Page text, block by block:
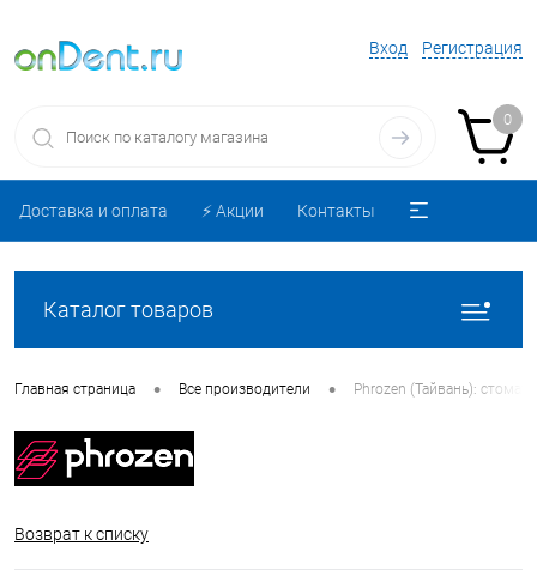
Вход Регистрация
0
Доставка и оплата ⚡️ Акции Контакты
Каталог товаров
Главная страница • Все производители • Phrozen (Тайвань):
Возврат к списку